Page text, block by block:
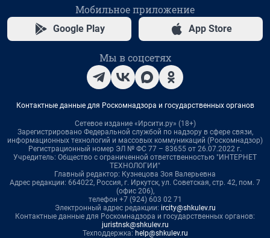
Мобильное приложение
Google Play App Store
Мы в соцсетях
Контактные данные для Роскомнадзора и государственных органов
Сетевое издание «Ирсити.ру» (18+)
Зарегистрировано Федеральной службой по надзору в сфере связи,
информационных технологий и массовых коммуникаций (Роскомнадзор)
Регистрационный номер ЭЛ № ФС 77 – 83655 от 26.07.2022 г.
Учредитель: Общество с ограниченной ответственностью "ИНТЕРНЕТ
ТЕХНОЛОГИИ"
Главный редактор: Кузнецова Зоя Валерьевна
Адрес редакции: 664022, Россия, г. Иркутск, ул. Советская, стр. 42, пом. 7
(офис 206),
телефон +7 (924) 603 02 71
Электронный адрес редакции: ircity@shkulev.ru
Контактные данные для Роскомнадзора и государственных органов:
juristnsk@shkulev.ru
Техподдержка: help@shkulev.ru